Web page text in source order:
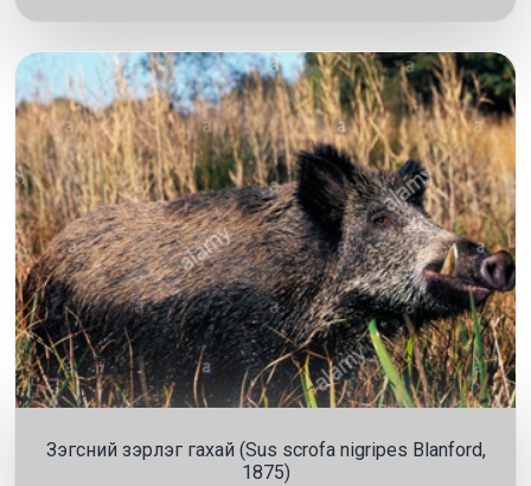
Зэгсний зэрлэг гахай (Sus scrofa nigripes Blanford,
1875)